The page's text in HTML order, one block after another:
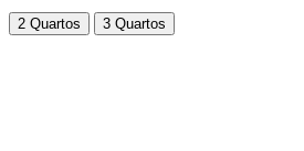
2 Quartos 3 Quartos